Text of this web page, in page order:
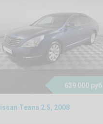
639 000 руб.
Teana 2.5, 2008